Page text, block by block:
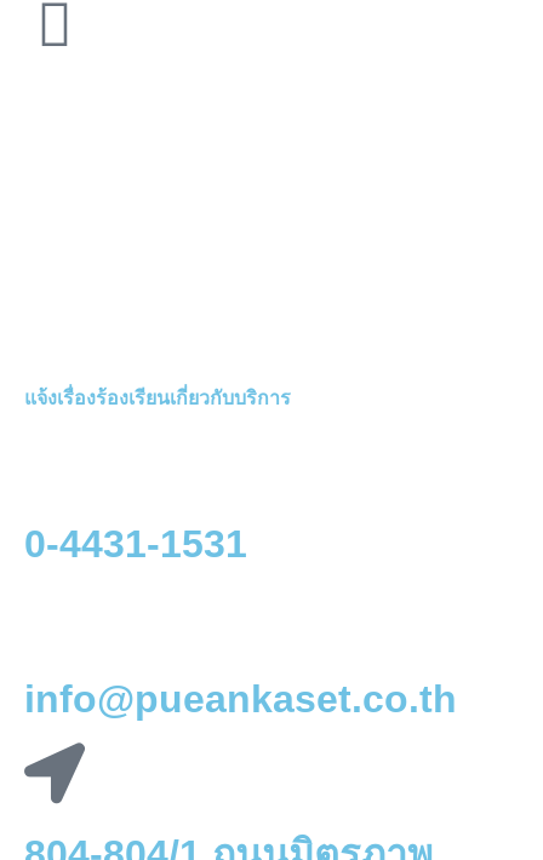
แจ้งเรื่องร้องเรียนเกี่ยวกับบริการ
0-4431-1531
info@pueankaset.co.th